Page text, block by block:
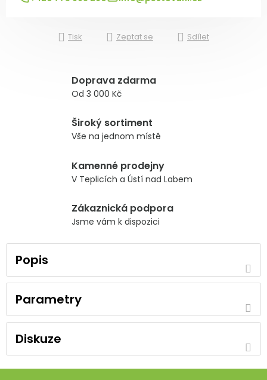
Tisk Zeptat se Sdílet
Doprava zdarma
Od 3 000 Kč
Široký sortiment
Vše na jednom místě
Kamenné prodejny
V Teplicích a Ústí nad Labem
Zákaznická podpora
Jsme vám k dispozici
Popis
Parametry
Diskuze